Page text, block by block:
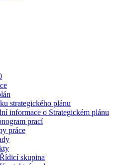
strategického plánu
informace o Strategickém plánu
prací
práce
Řídicí skupina